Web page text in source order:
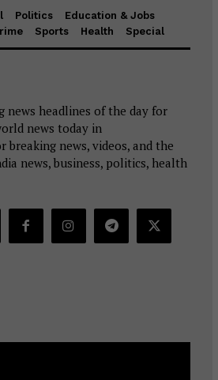
Politics
Education & Jobs
Sports Health Special
news headlines of the day for
news today in
breaking news, videos, and the
news, business, politics, health